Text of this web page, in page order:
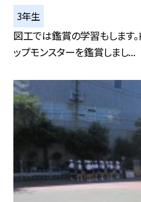
3年生
図工では鑑賞の学習もします
ップモンスターを鑑賞しまし...